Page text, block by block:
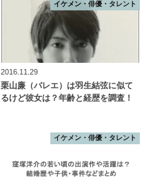
イケメン・俳優・タレント
2016.11.29
栗山廉（バレエ）は羽生結弦に似て
るけど彼女は？年齢と経歴を調査！
イケメン・俳優・タレント